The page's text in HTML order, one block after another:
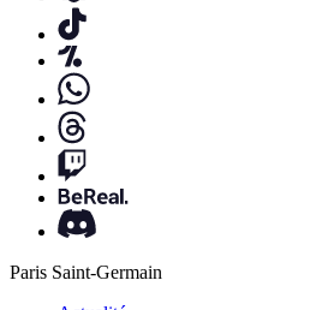
Paris Saint-Germain